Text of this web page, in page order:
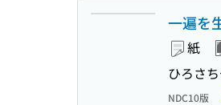
一遍を
紙
ひろさ
NDC10版